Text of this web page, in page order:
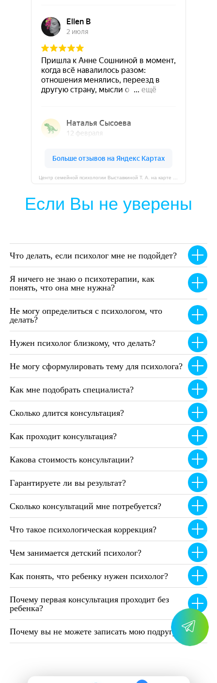
Что делать, если психолог мне не подойдет?
Я ничего не знаю о психотерапии, как
понять, что она мне нужна?
Не могу определиться с психологом, что
делать?
Нужен психолог близкому, что делать?
Не могу сформулировать тему для психолога?
Как мне подобрать специалиста?
Сколько длится консультация?
Как проходит консультация?
Какова стоимость консультации?
Гарантируете ли вы результат?
Сколько консультаций мне потребуется?
Что такое психологическая коррекция?
Чем занимается детский психолог?
Как понять, что ребенку нужен психолог?
Почему первая консультация проходит без
ребенка?
Почему вы не можете записать мою подругу ?